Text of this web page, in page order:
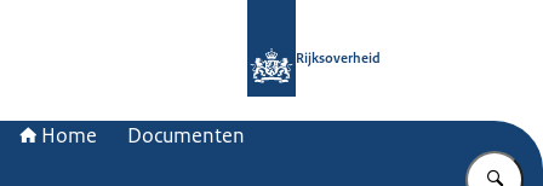
Rijksoverheid
Home Documenten